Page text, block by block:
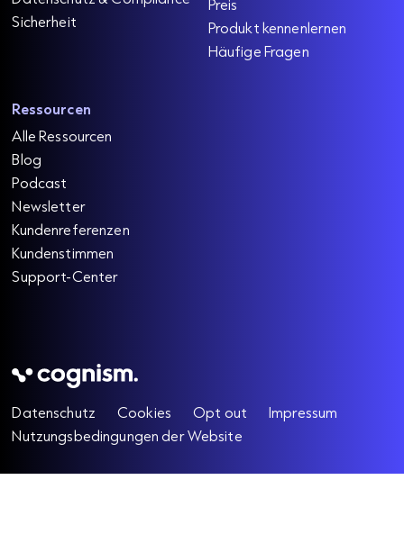
Sicherheit
Preis
Produkt kennenlernen
Häufige Fragen
Ressourcen
Alle Ressourcen
Blog
Podcast
Newsletter
Kundenreferenzen
Kundenstimmen
Support-Center
Datenschutz Cookies Opt out
Impressum
Nutzungsbedingungen der Website